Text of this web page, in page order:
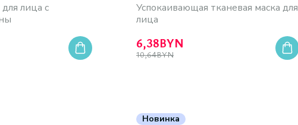
лица с
Успокаивающая тканевая маска для
лица
6,38BYN
10,64BYN
Новинка